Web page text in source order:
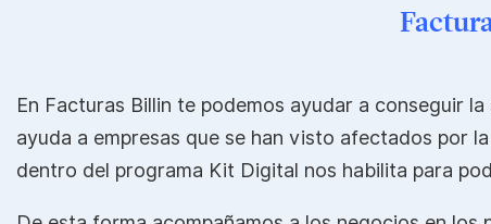
En Facturas Billin te podemos ayudar a conseguir
ayuda a empresas que se han visto afectados por
dentro del programa Kit Digital nos habilita para